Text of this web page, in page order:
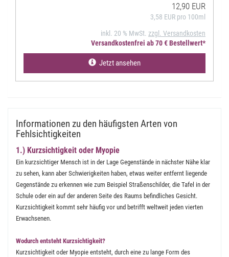
12,90 EUR
3,58 EUR pro 100ml
inkl. 20 % MwSt. zzgl. Versandkosten
Versandkostenfrei ab 70 € Bestellwert*
Jetzt ansehen
Informationen zu den häufigsten Arten von
Fehlsichtigkeiten
1.) Kurzsichtigkeit oder Myopie
Ein kurzsichtiger Mensch ist in der Lage Gegenstände in nächster Nähe klar
zu sehen, kann aber Schwierigkeiten haben, etwas weiter entfernt liegende
Gegenstände zu erkennen wie zum Beispiel Straßenschilder, die Tafel in der
Schule oder ein auf der anderen Seite des Raums befindliches Gesicht.
Kurzsichtigkeit kommt sehr häufig vor und betrifft weltweit jeden vierten
Erwachsenen.
Wodurch entsteht Kurzsichtigkeit?
Kurzsichtigkeit oder Myopie entsteht, durch eine zu lange Form des